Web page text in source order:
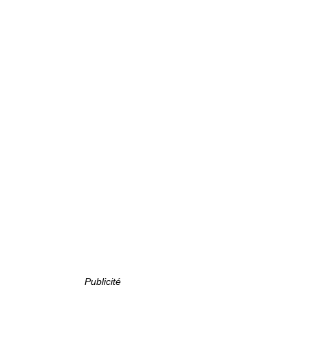
Publicité